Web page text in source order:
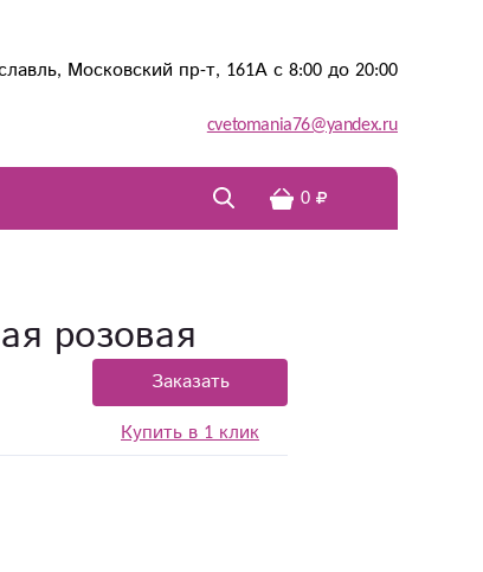
Московский пр-т, 161А с 8:00 до 20:00
cvetomania76@yandex.ru
0
розовая
Заказать
Купить в 1 клик